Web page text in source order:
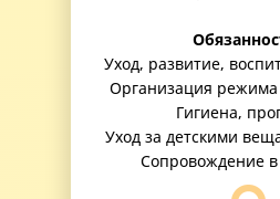
Уход, развитие,
Организация режима
Гигиена,
Уход за детскими
Сопровождение в